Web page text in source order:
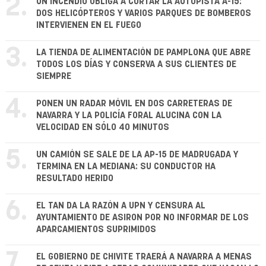
2.
DOS HELICÓPTEROS Y VARIOS PARQUES DE BOMBEROS
INTERVIENEN EN EL FUEGO
3.
LA TIENDA DE ALIMENTACIÓN DE PAMPLONA QUE ABRE
TODOS LOS DÍAS Y CONSERVA A SUS CLIENTES DE
SIEMPRE
4.
PONEN UN RADAR MÓVIL EN DOS CARRETERAS DE
NAVARRA Y LA POLICÍA FORAL ALUCINA CON LA
VELOCIDAD EN SÓLO 40 MINUTOS
5.
UN CAMIÓN SE SALE DE LA AP-15 DE MADRUGADA Y
TERMINA EN LA MEDIANA: SU CONDUCTOR HA
RESULTADO HERIDO
6.
EL TAN DA LA RAZÓN A UPN Y CENSURA AL
AYUNTAMIENTO DE ASIRON POR NO INFORMAR DE LOS
APARCAMIENTOS SUPRIMIDOS
EL GOBIERNO DE CHIVITE TRAERÁ A NAVARRA A MENAS